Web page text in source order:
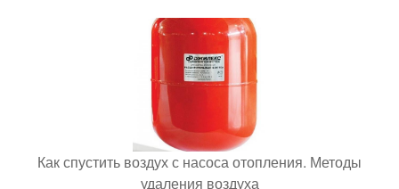
Как спустить воздух с насоса отопления. Методы
удаления воздуха